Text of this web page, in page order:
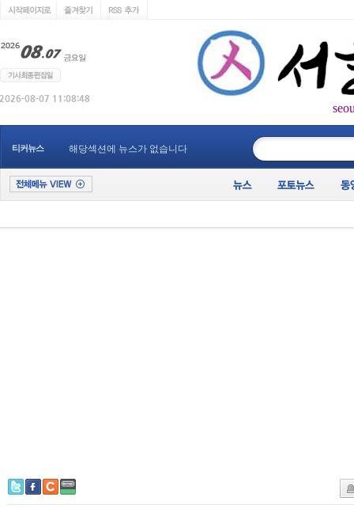
티커뉴스 해당섹션에 뉴스가 없습니다